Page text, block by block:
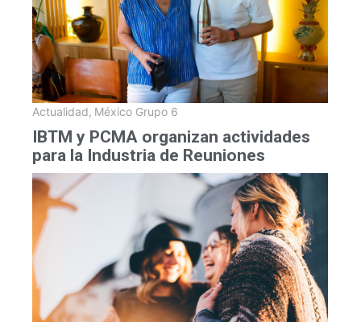
Actualidad, México Grupo 6
IBTM y PCMA organizan actividades
para la Industria de Reuniones